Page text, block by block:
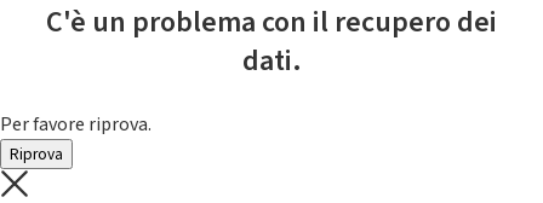
C'è un problema con il recupero dei
dati.
Per favore riprova.
Riprova